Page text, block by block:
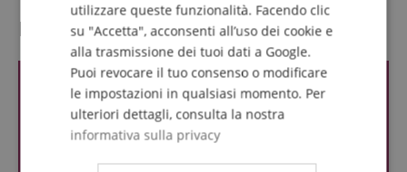
Recensioni dei clienti
utilizzare queste funzionalità. Facendo clic
su "Accetta", acconsenti all’uso dei cookie e
alla trasmissione dei tuoi dati a Google.
Puoi revocare il tuo consenso o modificare
le impostazioni in qualsiasi momento. Per
ulteriori dettagli, consulta la nostra
informativa sulla privacy